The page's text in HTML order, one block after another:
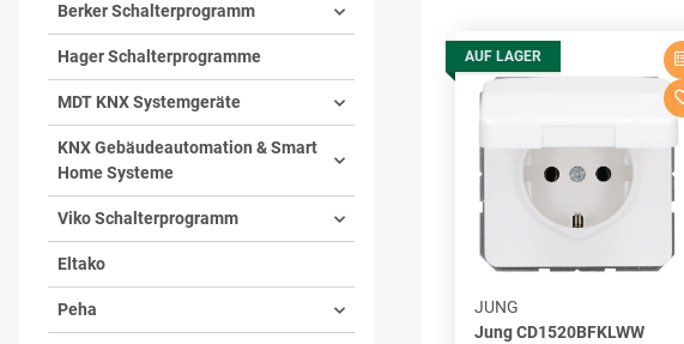
AUF LAGER
JUNG
Jung CD1520BFKLWW
Berker Schalterprogramm
Hager Schalterprogramme
MDT KNX Systemgeräte
KNX Gebäudeautomation & Smart
Home Systeme
Viko Schalterprogramm
Eltako
Peha